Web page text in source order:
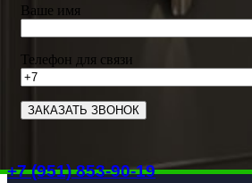
Ваше имя
Телефон для связи
+7 (951) 853-90-19